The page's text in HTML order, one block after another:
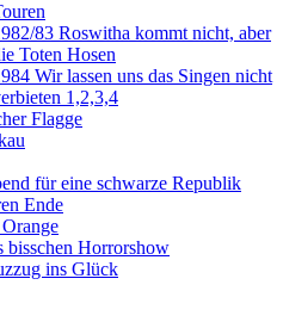
83 Roswitha kommt nicht, aber
Toten Hosen
Wir lassen uns das Singen nicht
1,2,3,4
Flagge
für eine schwarze Republik
Ende
bisschen Horrorshow
ins Glück